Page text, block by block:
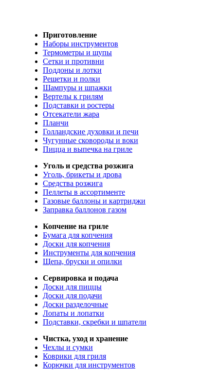
Приготовление
Наборы инструментов
Термометры и щупы
Сетки и противни
Поддоны и лотки
Решетки и полки
Шампуры и шпажки
Вертелы к грилям
Подставки и ростеры
Отсекатели жара
Планчи
Голландские духовки и печи
Чугунные сковороды и воки
Пицца и выпечка на гриле
Уголь и средства розжига
Уголь, брикеты и дрова
Средства розжига
Пеллеты в ассортименте
Газовые баллоны и картриджи
Заправка баллонов газом
Копчение на гриле
Бумага для копчения
Доски для копчения
Инструменты для копчения
Щепа, бруски и опилки
Сервировка и подача
Доски для пиццы
Доски для подачи
Доски разделочные
Лопаты и лопатки
Подставки, скребки и шпатели
Чистка, уход и хранение
Чехлы и сумки
Коврики для гриля
Корючки для инструментов